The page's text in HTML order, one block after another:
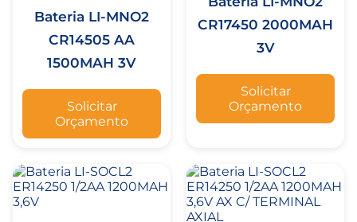
Bateria LI-MNO2
CR14505 AA
1500MAH 3V
Solicitar
Orçamento
CR17450 2000MAH
3V
Solicitar
Orçamento